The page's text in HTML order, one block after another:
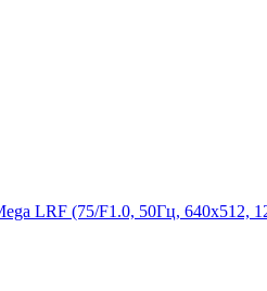
LRF (75/F1.0, 50Гц, 640х512,